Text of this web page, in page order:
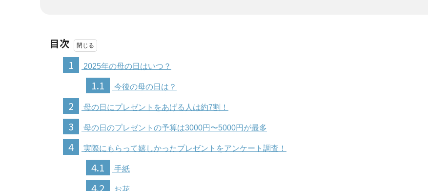
目次
1
2025年の母の日はいつ？
1.1 今後の母の日は？
2 母の日にプレゼントをあげる人は約7割！
3 母の日のプレゼントの予算は3000円〜5000円が最多
4 実際にもらって嬉しかったプレゼントをアンケート調査！
4.1 手紙
4.2 お花